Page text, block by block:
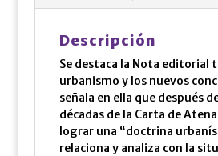
Descripción
Se destaca la Nota editorial
urbanismo y los nuevos
señala en ella que después
décadas de la Carta de
lograr una “doctrina
relaciona y analiza con la